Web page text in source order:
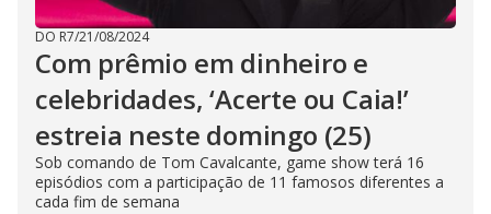
DO R7/21/08/2024
Com prêmio em dinheiro e
celebridades, ‘Acerte ou Caia!’
estreia neste domingo (25)
Sob comando de Tom Cavalcante, game show terá 16
episódios com a participação de 11 famosos diferentes a
cada fim de semana